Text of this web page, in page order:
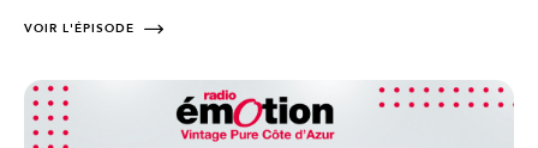
VOIR L'ÉPISODE